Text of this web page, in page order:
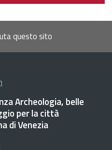
questo sito
Archeologia, belle
per la città
di Venezia